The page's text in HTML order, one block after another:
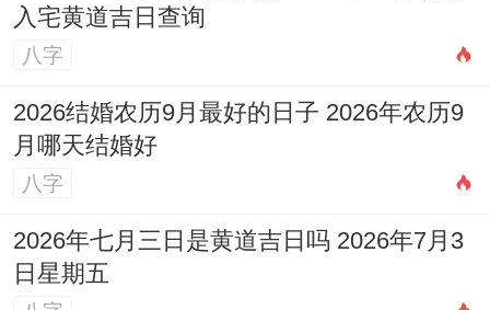
入宅黄道吉日查询
八字
2026结婚农历9月最好的日子 2026年农历9
月哪天结婚好
八字
2026年七月三日是黄道吉日吗 2026年7月3
日星期五